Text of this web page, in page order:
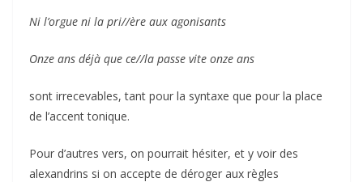
Ni l’orgue ni la pri//ère aux agonisants
Onze ans déjà que ce//la passe vite onze ans
sont irrecevables, tant pour la syntaxe que pour la place
de l’accent tonique.
Pour d’autres vers, on pourrait hésiter, et y voir des
alexandrins si on accepte de déroger aux règles